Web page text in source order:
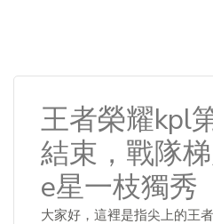
王者榮耀kpl
結束，戰隊
e星一枝獨秀
大家好，這裡是指尖上的王